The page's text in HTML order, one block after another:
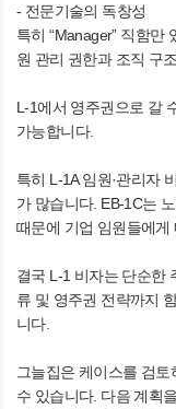
- 전문기술의 독창성
특히 “Manager” 직함만
원 관리 권한과 조직 구
L-1에서 영주권으로 갈
가능합니다.
특히 L-1A 임원·관리자
가 많습니다. EB-1C는
때문에 기업 임원들에게
결국 L-1 비자는 단순한
류 및 영주권 전략까지
니다.
그늘집은 케이스를 검
수 있습니다. 다음 계획